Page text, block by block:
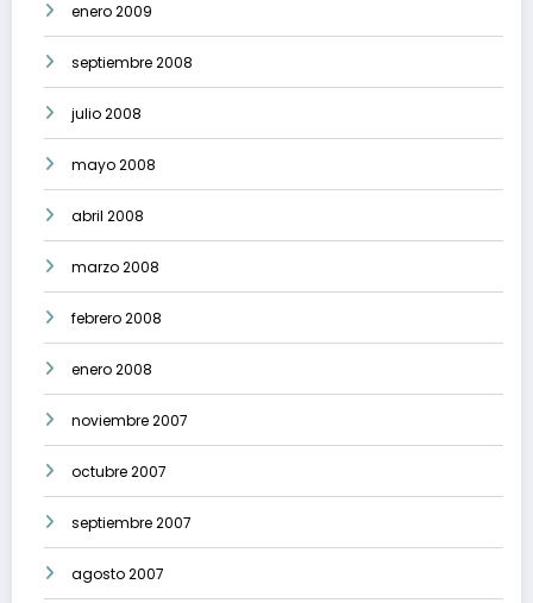
enero 2009
septiembre 2008
julio 2008
mayo 2008
abril 2008
marzo 2008
febrero 2008
enero 2008
noviembre 2007
octubre 2007
septiembre 2007
agosto 2007